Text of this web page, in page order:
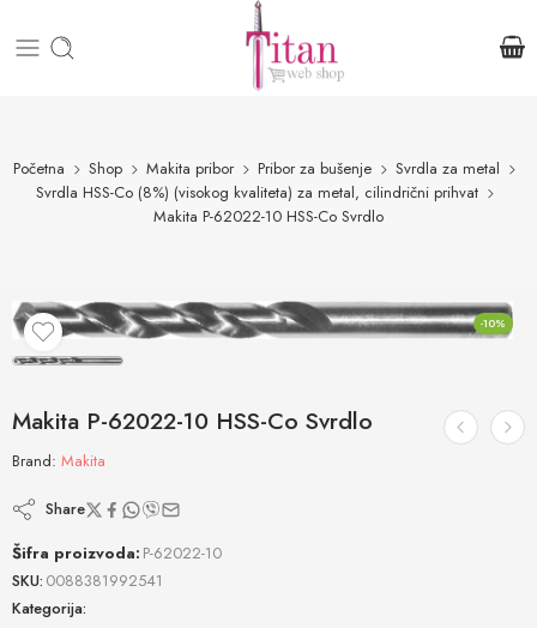
Početna Shop Makita pribor Pribor za bušenje
Svrdla za metal
Svrdla HSS-Co (8%) (visokog kvaliteta) za metal, cilindrični prihvat
Makita P-62022-10 HSS-Co Svrdlo
-10%
Makita P-62022-10 HSS-Co Svrdlo
Brand: Makita
Share
Šifra proizvoda: P-62022-10
SKU: 0088381992541
Kategorija: